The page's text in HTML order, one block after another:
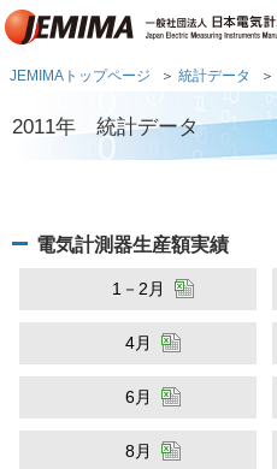
JEMIMAトップページ 統計データ
2011年 統計データ
電気計測器生産額実績
1－2月
4月
6月
8月